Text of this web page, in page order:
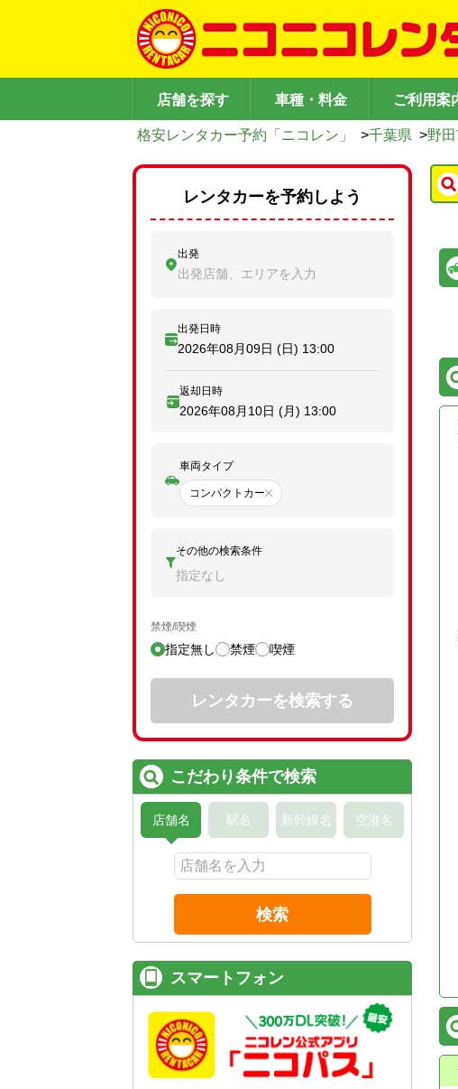
店舗を探す 車種・料金 ご利用案
格安レンタカー予約「ニコレン」 >千葉県 >野
レンタカーを予約しよう
出発
出発店舗、エリアを入力
出発日時
2026年08月09日 (日) 13:00
返却日時
2026年08月10日 (月) 13:00
車両タイプ
コンパクトカー
その他の検索条件
指定なし
禁煙/喫煙
指定無し 禁煙 喫煙
レンタカーを検索する
こだわり条件で検索
店舗名 駅名 新幹線名 空港名
検索
スマートフォン